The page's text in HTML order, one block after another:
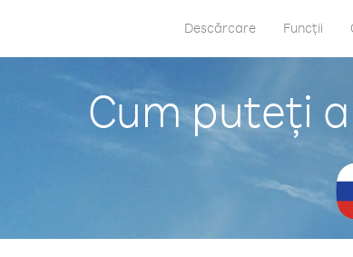
Descărcare Funcții
Cum puteți